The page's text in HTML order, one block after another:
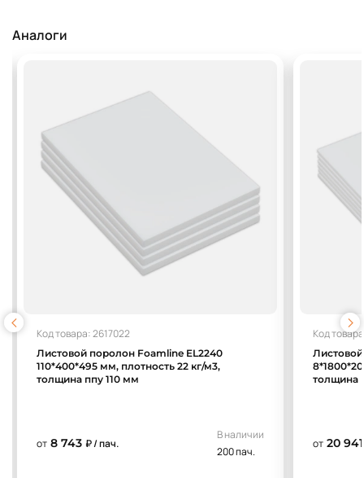
Аналоги
Код товара: 2617022
Листовой поролон Foamline EL2240
110*400*495 мм, плотность 22 кг/м3,
толщина ппу 110 мм
от 8 743 ₽ / пач.
В наличии
200 пач.
Код
толщина
от 20